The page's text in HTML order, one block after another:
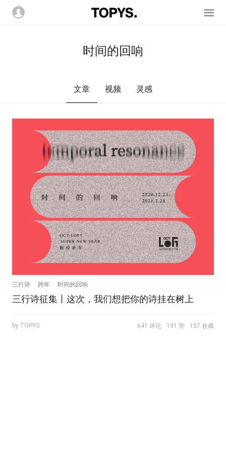
时间的回响
文章 视频 灵感
三行诗 跨年 时间的回响
三行诗征集丨这次，我们想把你的诗挂在树上
by TOPYS. 641 评论 191 赞 157 收藏